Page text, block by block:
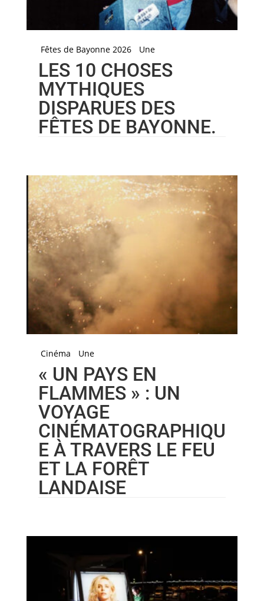
Fêtes de Bayonne 2026 Une
LES 10 CHOSES
MYTHIQUES
DISPARUES DES
FÊTES DE BAYONNE.
Cinéma Une
« UN PAYS EN
FLAMMES » : UN
VOYAGE
CINÉMATOGRAPHIQU
E À TRAVERS LE FEU
ET LA FORÊT
LANDAISE